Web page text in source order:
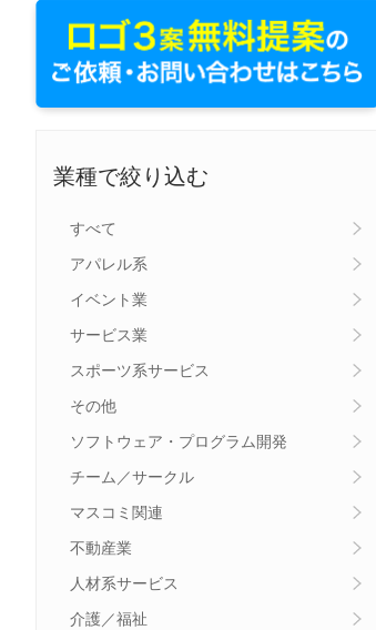
業種で絞り込む
すべて
アパレル系
イベント業
サービス業
スポーツ系サービス
その他
ソフトウェア・プログラム開発
チーム／サークル
マスコミ関連
不動産業
人材系サービス
介護／福祉